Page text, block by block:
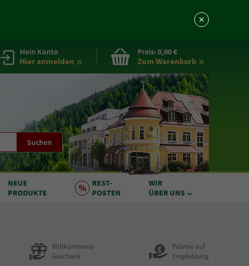
Mein Konto
Hier anmelden
Preis:0,00 €
Zum Warenkorb
Suchen
NEUE
PRODUKTE
REST-
POSTEN
WIR
ÜBER UNS
Willkommens-
Geschenk
Prämie auf
Empfehlung